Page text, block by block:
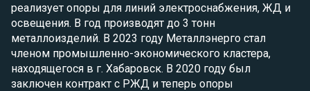
реализует опоры для линий электроснабжения, ЖД и
освещения. В год производят до 3 тонн
металлоизделий. В 2023 году Металлэнерго стал
членом промышленно-экономического кластера,
находящегося в г. Хабаровск. В 2020 году был
заключен контракт с РЖД и теперь опоры